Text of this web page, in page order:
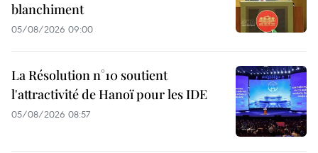
blanchiment
05/08/2026 09:00
La Résolution n°10 soutient
l'attractivité de Hanoï pour les IDE
05/08/2026 08:57